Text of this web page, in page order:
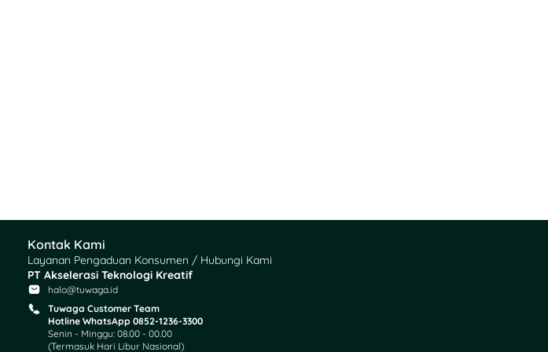
Kontak Kami
Layanan Pengaduan Konsumen / Hubungi Kami
PT Akselerasi Teknologi Kreatif
halo@tuwaga.id
Tuwaga Customer Team
Hotline WhatsApp 0852-1236-3300
Senin - Minggu: 08.00 - 00.00
(Termasuk Hari Libur Nasional)